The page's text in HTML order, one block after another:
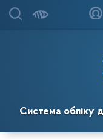
Система обліку